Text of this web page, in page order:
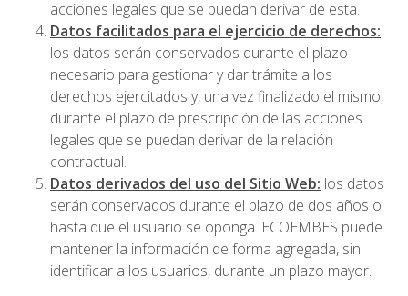
acciones legales que se puedan derivar de esta.
Datos facilitados para el ejercicio de derechos:
los datos serán conservados durante el plazo
necesario para gestionar y dar trámite a los
derechos ejercitados y, una vez finalizado el mismo,
durante el plazo de prescripción de las acciones
legales que se puedan derivar de la relación
contractual.
Datos derivados del uso del Sitio Web: los datos
serán conservados durante el plazo de dos años o
hasta que el usuario se oponga. ECOEMBES puede
mantener la información de forma agregada, sin
identificar a los usuarios, durante un plazo mayor.